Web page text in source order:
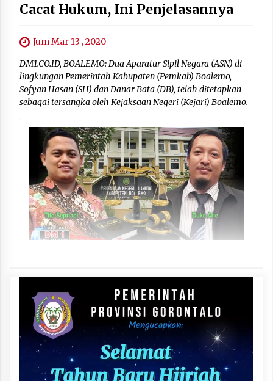
Cacat Hukum, Ini Penjelasannya
Jum Mar 13 , 2020
DM1.CO.ID, BOALEMO: Dua Aparatur Sipil Negara (ASN) di
lingkungan Pemerintah Kabupaten (Pemkab) Boalemo,
Sofyan Hasan (SH) dan Danar Bata (DB), telah ditetapkan
sebagai tersangka oleh Kejaksaan Negeri (Kejari) Boalemo.